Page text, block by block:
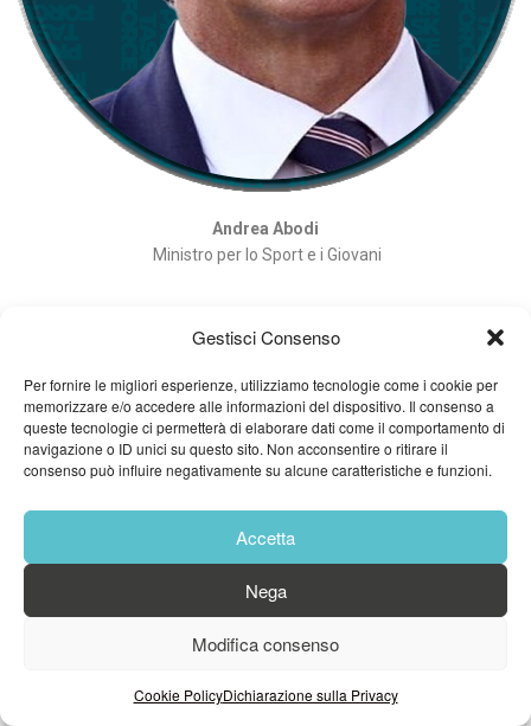
Gestisci Consenso
Per fornire le migliori esperienze, utilizziamo tecnologie come i cookie per
memorizzare e/o accedere alle informazioni del dispositivo. Il consenso a
queste tecnologie ci permetterà di elaborare dati come il comportamento di
navigazione o ID unici su questo sito. Non acconsentire o ritirare il
consenso può influire negativamente su alcune caratteristiche e funzioni.
Accetta
Nega
Modifica consenso
Cookie PolicyDichiarazione sulla Privacy
Andrea Abodi
Ministro per lo Sport e i Giovani